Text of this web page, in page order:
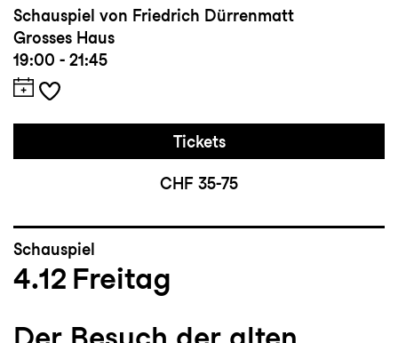
Schauspiel von Friedrich Dürrenmatt
Grosses Haus
19:00 - 21:45
Tickets
CHF 35-75
Schauspiel
4.12 Freitag